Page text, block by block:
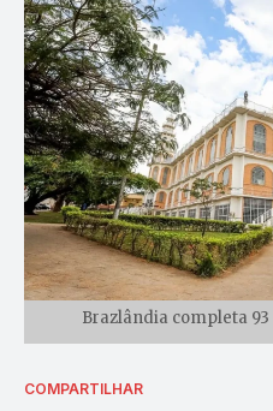
Brazlândia completa 93
COMPARTILHAR